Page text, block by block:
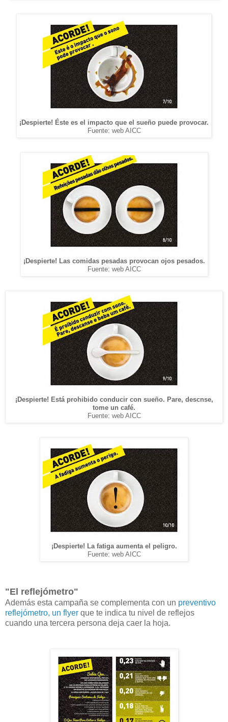
¡Despierte! Éste es el impacto que el sueño puede provocar.
Fuente: web AICC
¡Despierte! Las comidas pesadas provocan ojos pesados.
Fuente: web AICC
¡Despierte! Está prohibido conducir con sueño. Pare, descnse,
tome un café.
Fuente: web AICC
¡Despierte! La fatiga aumenta el peligro.
Fuente: web AICC
"El reflejómetro"
Además esta campaña se complementa con un preventivo
reflejómetro, un flyer que te indica tu nivel de reflejos
cuando una tercera persona deja caer la hoja.